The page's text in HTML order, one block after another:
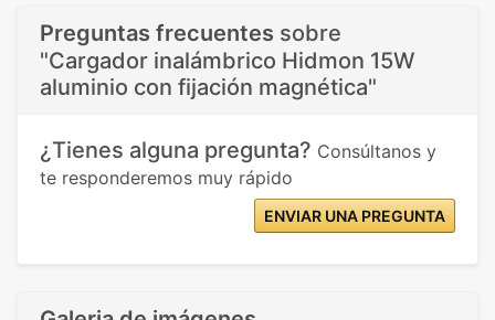
Preguntas frecuentes sobre
"Cargador inalámbrico Hidmon 15W
aluminio con fijación magnética"
¿Tienes alguna pregunta? Consúltanos y
te responderemos muy rápido
ENVIAR UNA PREGUNTA